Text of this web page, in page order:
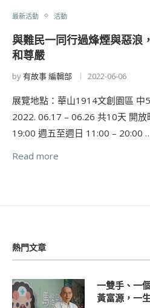
最新活動 活動
與難民一同行過烽煙與惡浪
和尊嚴
by有故事 編輯部 2022-06-06
展覽地點：華山1914文創園區 中
2022. 06.17 – 06.26 共10天 開
19:00 週五至週日 11:00 – 20:00
Read more
熱門文章
一雙手、一
黃富源，一